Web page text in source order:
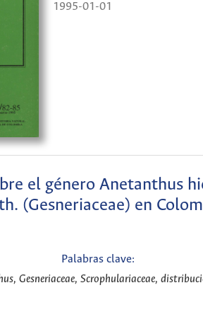
1995-01-01
el género Anetanthus
(Gesneriaceae) en
Palabras clave:
Gesneriaceae, Scrophulariaceae,